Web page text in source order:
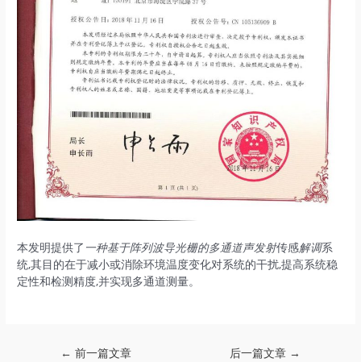
本发明提供了 一种基于阵列波导光栅的多通道声发射传感解调系
统,其目的在于减小或消除环境温度变化对系统的干扰,提高系统稳
定性和检测精度,并实现多通道测量。
← 前一篇文章 后一篇文章 →